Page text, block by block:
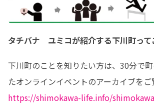
タチバナ ユミコが紹介する下川町って
下川町のことを知りたい方は、30分で
https://shimokawa-life.info/